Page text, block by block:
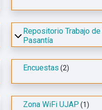
Repositorio Trabajo
Pasantía
Encuestas (2)
Zona WiFi UJAP (1)